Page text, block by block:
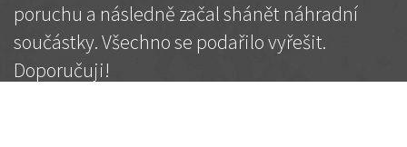
poruchu a následně začal shánět náhradní
součástky. Všechno se podařilo vyřešit.
Doporučuji!